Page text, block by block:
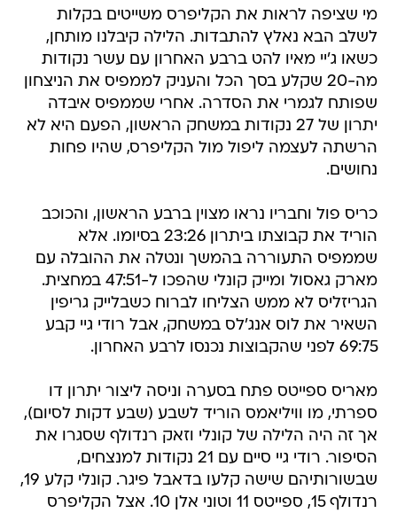
מי שציפה לראות את הקליפרס משייטים בקלות
לשלב הבא נאלץ להתבדות. הלילה קיבלנו מותחן,
כשאו ג'יי מאיו להט ברבע האחרון עם עשר נקודות
מה-20 שקלע בסך הכל והעניק לממפיס את הניצחון
שפותח לגמרי את הסדרה. אחרי שממפיס איבדה
יתרון של 27 נקודות במשחק הראשון, הפעם היא לא
הרשתה לעצמה ליפול מול הקליפרס, שהיו פחות
נחושים.
כריס פול וחבריו נראו מצוין ברבע הראשון, והכוכב
הוריד את קבוצתו ביתרון 23:26 בסיומו. אלא
שממפיס התעוררה בהמשך ונטלה את ההובלה עם
מארק גאסול ומייק קונלי שהפכו ל-47:51 במחצית.
הגריזליס לא ממש הצליחו לברוח כשבלייק גריפין
השאיר את לוס אנג'לס במשחק, אבל רודי גיי קבע
69:75 לפני שהקבוצות נכנסו לרבע האחרון.
מאריס ספייטס פתח בסערה וניסה ליצור יתרון דו
ספרתי, מו וויליאמס הוריד לשבע (שבע דקות לסיום),
אך זה היה הלילה של קונלי וזאק רנדולף שסגרו את
הסיפור. רודי גיי סיים עם 21 נקודות למנצחים,
שבשורותיהם שישה קלעו בדאבל פיגר. קונלי קלע 19,
רנדולף 15, ספייטס 11 וטוני אלן 10. אצל הקליפרס